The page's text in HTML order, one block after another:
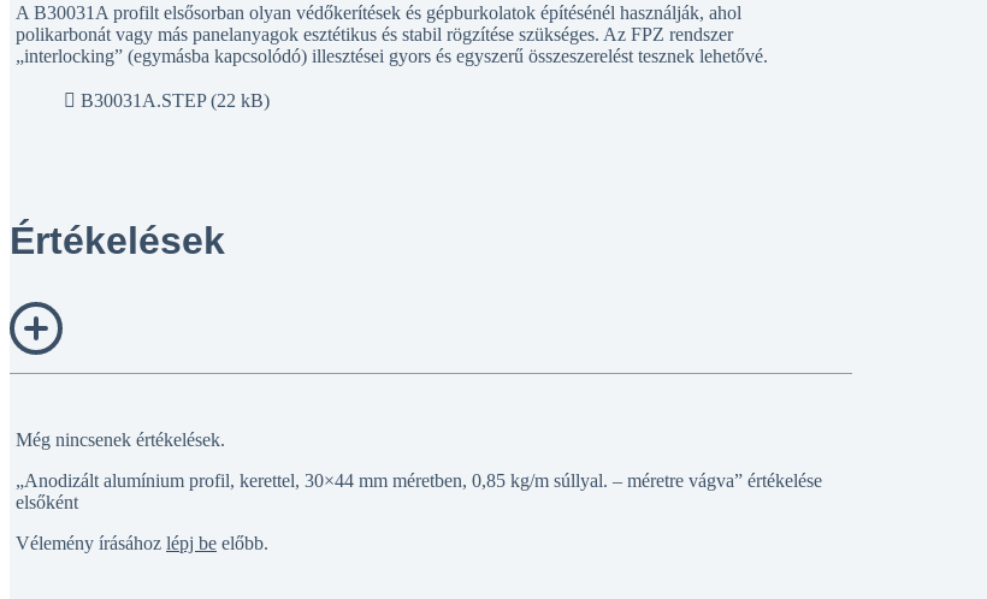
A B30031A profilt elsősorban olyan védőkerítések és gépburkolatok építésénél használják, ahol
polikarbonát vagy más panelanyagok esztétikus és stabil rögzítése szükséges. Az FPZ rendszer
„interlocking” (egymásba kapcsolódó) illesztései gyors és egyszerű összeszerelést tesznek lehetővé.
B30031A.STEP (22 kB)
Értékelések
Még nincsenek értékelések.
„Anodizált alumínium profil, kerettel, 30×44 mm méretben, 0,85 kg/m súllyal. – méretre vágva” értékelése
elsőként
Vélemény írásához lépj be előbb.